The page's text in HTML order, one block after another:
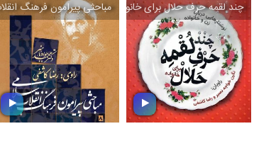
چند لقمه حرف حلال برای خانوادهمباحثی پیرامون فرهنگ